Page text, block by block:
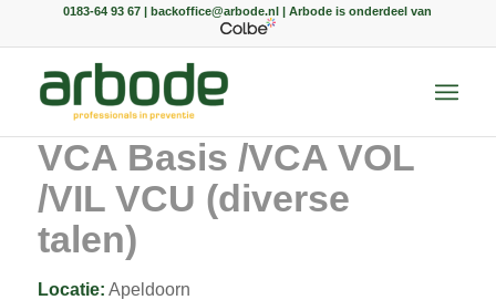
0183-64 93 67 | backoffice@arbode.nl | Arbode is onderdeel van
VCA Basis /VCA VOL
/VIL VCU (diverse
talen)
Locatie: Apeldoorn